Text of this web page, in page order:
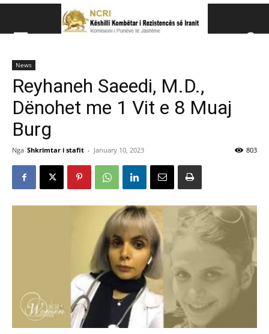
News
Reyhaneh Saeedi, M.D.,
Dënohet me 1 Vit e 8 Muaj
Burg
Nga Shkrimtar i stafit - January 10, 2023 803